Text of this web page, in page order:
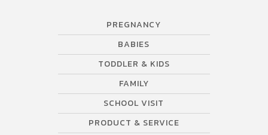
PREGNANCY
BABIES
TODDLER & KIDS
FAMILY
SCHOOL VISIT
PRODUCT & SERVICE